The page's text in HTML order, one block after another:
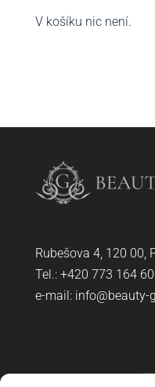
V košíku nic není.
Rubešova 4, 120 00,
Tel.: +420 773 164
e-mail: info@beauty-